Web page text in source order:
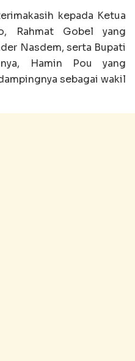
kepada Ketua
Rahmat Gobel yang
Nasdem, serta Bupati
Hamin Pou yang
sebagai wakil